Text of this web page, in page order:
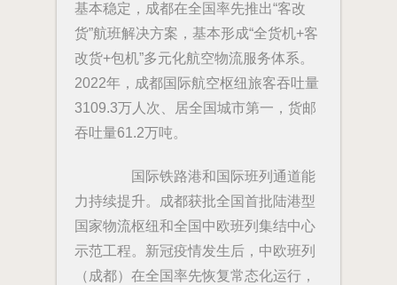
基本稳定，成都在全国率先推出“客改
货”航班解决方案，基本形成“全货机+客
改货+包机”多元化航空物流服务体系。
2022年，成都国际航空枢纽旅客吞吐量
3109.3万人次、居全国城市第一，货邮
吞吐量61.2万吨。
国际铁路港和国际班列通道能
力持续提升。成都获批全国首批陆港型
国家物流枢纽和全国中欧班列集结中心
示范工程。新冠疫情发生后，中欧班列
（成都）在全国率先恢复常态化运行，